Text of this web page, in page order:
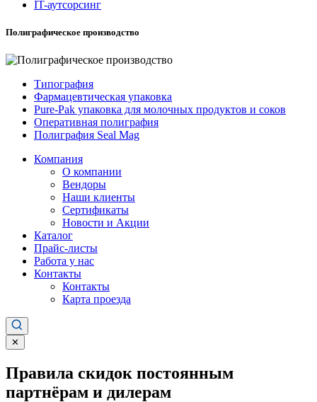
IT-аутсорсинг
Полиграфическое производство
Типография
Фармацевтическая упаковка
Pure-Pak упаковка для молочных продуктов и соков
Оперативная полиграфия
Полиграфия Seal Mag
Компания
О компании
Вендоры
Наши клиенты
Сертификаты
Новости и Акции
Каталог
Прайс-листы
Работа у нас
Контакты
Контакты
Карта проезда
✕
Правила скидок постоянным
партнёрам и дилерам